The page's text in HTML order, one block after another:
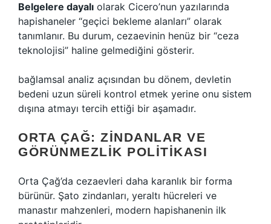
Belgelere dayalı olarak Cicero’nun yazılarında
hapishaneler “geçici bekleme alanları” olarak
tanımlanır. Bu durum, cezaevinin henüz bir “ceza
teknolojisi” haline gelmediğini gösterir.
bağlamsal analiz açısından bu dönem, devletin
bedeni uzun süreli kontrol etmek yerine onu sistem
dışına atmayı tercih ettiği bir aşamadır.
ORTA ÇAĞ: ZINDANLAR VE
GÖRÜNMEZLIK POLITIKASI
Orta Çağ’da cezaevleri daha karanlık bir forma
bürünür. Şato zindanları, yeraltı hücreleri ve
manastır mahzenleri, modern hapishanenin ilk